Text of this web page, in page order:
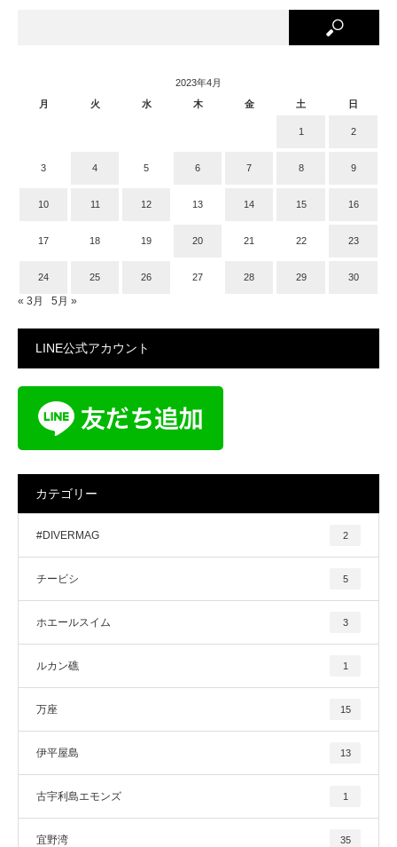
2023年4月
月
火 水 木 金 土 日
1 2
3 4 5 6 7 8 9
10 11 12 13 14 15 16
17 18 19 20 21 22 23
24 25 26 27 28 29 30
« 3月 5月 »
LINE公式アカウント
カテゴリー
#DIVERMAG 2
チービシ 5
ホエールスイム 3
ルカン礁 1
万座 15
伊平屋島 13
古宇利島エモンズ 1
宜野湾 35